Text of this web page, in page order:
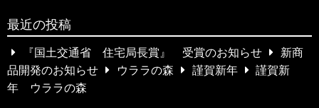
r
h
f
o
最近の投稿
『国土交通省 住宅局長賞』 受賞のお知らせ
新商
品開発のお知らせ
ウララの森 謹賀新年
謹賀新
年 ウララの森